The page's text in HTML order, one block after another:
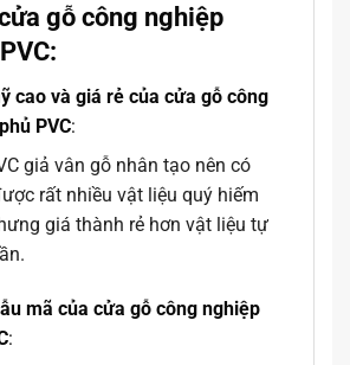
gỗ công nghiệp
cao và giá rẻ của cửa gỗ công
PVC:
giả vân gỗ nhân tạo nên có
rất nhiều vật liệu quý hiếm
giá thành rẻ hơn vật liệu tự
mã của cửa gỗ công nghiệp
: